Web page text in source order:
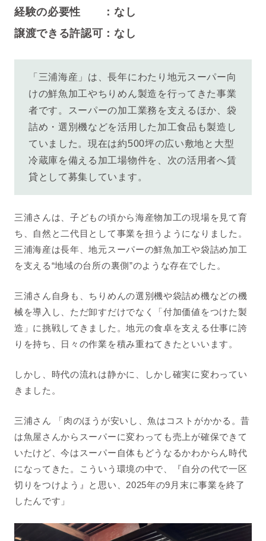
経験の必要性 ：なし
譲渡できる許認可：なし
「三浦海産」は、長年にわたり地元スーパー向
けの鮮魚加工やちりめん製造を行ってきた事業
者です。スーパーの加工業務を支えるほか、袋
詰め・選別機などを活用した加工食品も製造し
ていました。現在は約500坪の広い敷地と大型
冷蔵庫を備える加工場物件を、次の活用者へ賃
貸として募集しています。
三浦さんは、子どもの頃から海産物加工の現場を見て育
ち、自然と二代目として事業を担うようになりました。
三浦海産は長年、地元スーパーの鮮魚加工や袋詰め加工
を支える“地域の台所の裏側”のような存在でした。
三浦さん自身も、ちりめんの選別機や袋詰め機などの機
械を導入し、ただ卸すだけでなく「付加価値をつけた製
造」に挑戦してきました。地元の食卓を支える仕事に誇
りを持ち、日々の作業を積み重ねてきたといいます。
しかし、時代の流れは静かに、しかし確実に変わってい
きました。
三浦さん 「肉のほうが安いし、魚はコストがかかる。昔
は魚屋さんからスーパーに変わっても売上が確保できて
いたけど、今はスーパー自体もどうなるかわからん時代
になってきた。
こういう環境の中で、『自分の代で一区
切りをつけよう』と思い、2025年の9月末に事業を終了
したんです」